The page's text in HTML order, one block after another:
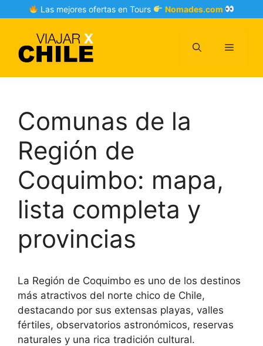
to
Las mejores ofertas en Tours Nomades.com
Menu
Comunas de la
Región de
Coquimbo: mapa,
lista completa y
provincias
La Región de Coquimbo es uno de los destinos
más atractivos del norte chico de Chile,
destacando por sus extensas playas, valles
fértiles, observatorios astronómicos, reservas
naturales y una rica tradición cultural.